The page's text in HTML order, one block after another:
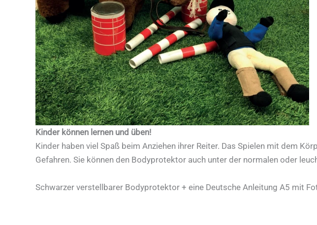
Kinder können lernen und üben!
Kinder haben viel Spaß beim Anziehen ihrer Reiter. Das Spielen mit dem
Gefahren. Sie können den Bodyprotektor auch unter der normalen oder
Schwarzer verstellbarer Bodyprotektor + eine Deutsche Anleitung A5 mit